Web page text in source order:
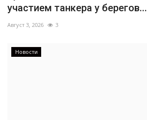
участием танкера у берегов...
Август 3, 2026 3
Новости